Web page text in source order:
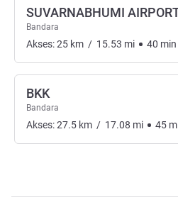
SUVARNABHUMI
Bandara
Akses:25 km / 15.53 mi 40 min
BKK
Bandara
Akses:27.5 km / 17.08 mi 45